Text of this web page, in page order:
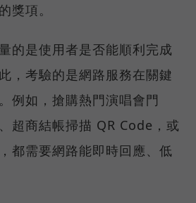
獎項。
的是使用者是否能順利完成
，考驗的是網路服務在關鍵
例如，搶購熱門演唱會門
超商結帳掃描 QR Code，或
都需要網路能即時回應、低